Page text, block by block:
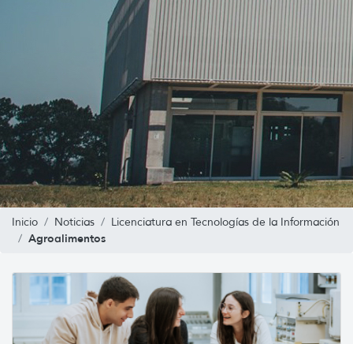
Inicio Noticias Licenciatura en Tecnologías de la Información
Agroalimentos